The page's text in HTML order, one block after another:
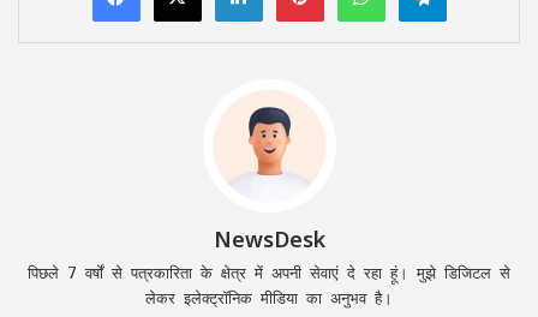
NewsDesk
पिछले 7 वर्षों से पत्रकारिता के क्षेत्र में अपनी सेवाएं दे रहा हूं। मुझे डिजिटल से
लेकर इलेक्ट्रॉनिक मीडिया का अनुभव है।